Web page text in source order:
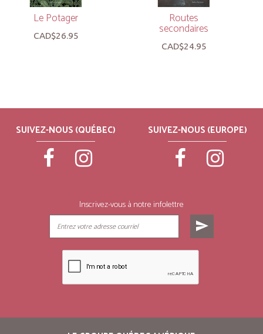
Le Potager
CAD$26.95
Routes
secondaires
CAD$24.95
SUIVEZ-NOUS (QUÉBEC) SUIVEZ-NOUS (EUROPE)
Inscrivez-vous à notre infolettre
send